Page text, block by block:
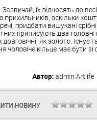
Зазвичай, їх відносять до
прихильників, оскільки
придбати вишукані
них приписують два головні
довговічні, як золото. Існує
чоловіче кільце має бути зі
Автор: admin Artlife
НОВИНУ